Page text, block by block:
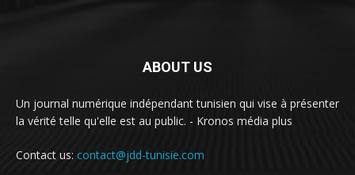
ABOUT US
Un journal numérique indépendant tunisien qui vise à présenter
la vérité telle qu'elle est au public. - Kronos média plus
Contact us: contact@jdd-tunisie.com